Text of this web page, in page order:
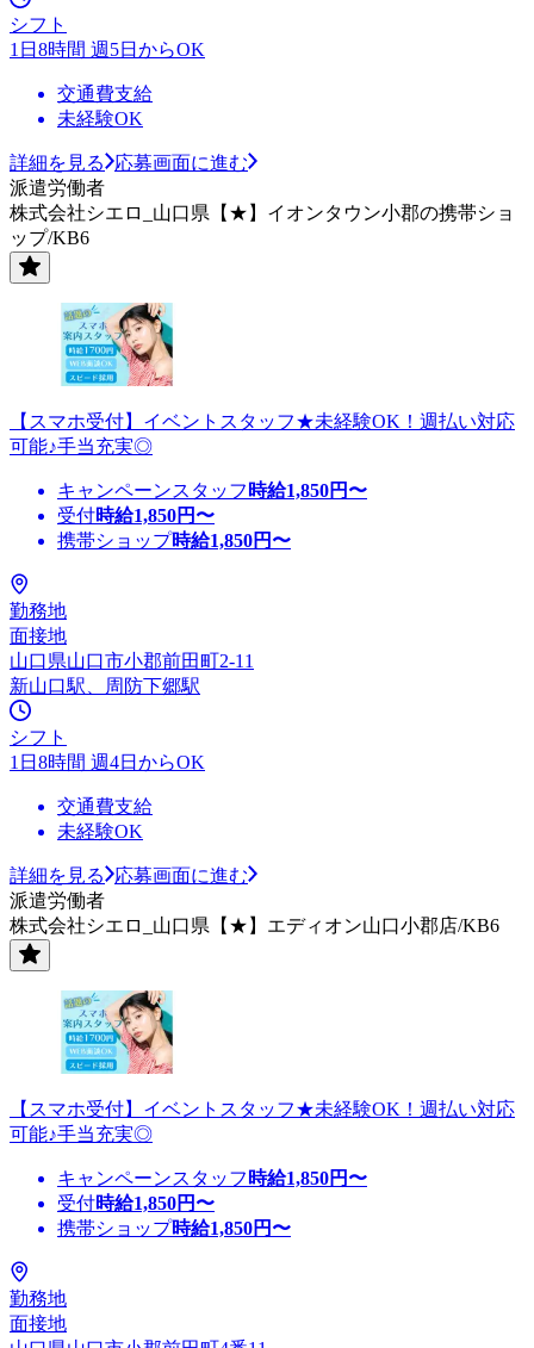
シフト
1日8時間 週5日からOK
交通費支給
未経験OK
詳細を見る
応募画面に進む
派遣労働者
株式会社シエロ_山口県【★】イオンタウン小郡の携帯ショ
ップ/KB6
【スマホ受付】イベントスタッフ★未経験OK！週払い対応
可能♪手当充実◎
キャンペーンスタッフ 時給1,850円〜
受付時給1,850円〜
携帯ショップ時給1,850円〜
勤務地
面接地
山口県山口市小郡前田町2-11
新山口駅、周防下郷駅
シフト
1日8時間 週4日からOK
交通費支給
未経験OK
詳細を見る
応募画面に進む
派遣労働者
株式会社シエロ_山口県【★】エディオン山口小郡店/KB6
【スマホ受付】イベントスタッフ★未経験OK！週払い対応
可能♪手当充実◎
キャンペーンスタッフ 時給1,850円〜
受付時給1,850円〜
携帯ショップ時給1,850円〜
勤務地
面接地